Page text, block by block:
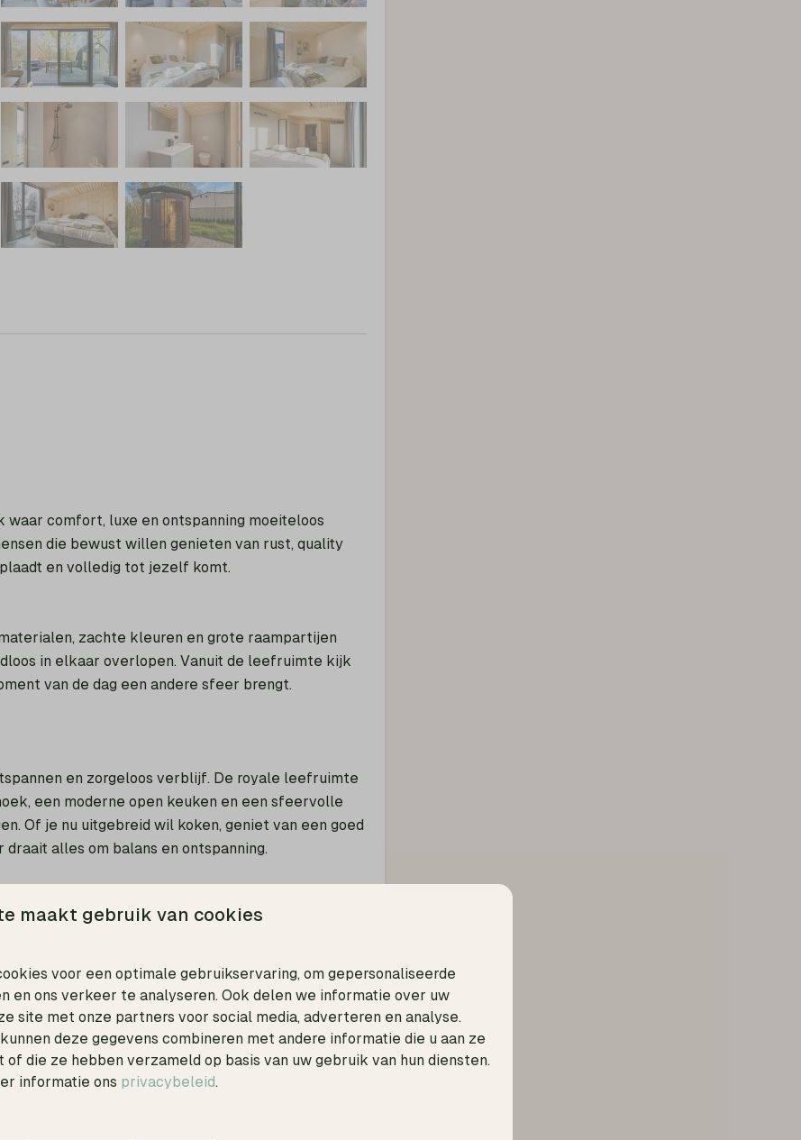
waar comfort, luxe en ontspanning moeiteloos
die bewust willen genieten van rust, quality
en volledig tot jezelf komt.
zachte kleuren en grote raampartijen
in elkaar overlopen. Vanuit de leefruimte kijk
van de dag een andere sfeer brengt.
en zorgeloos verblijf. De royale leefruimte
een moderne open keuken en een sfeervolle
Of je nu uitgebreid wil koken, geniet van een goed
alles om balans en ontspanning.
waar natuurlijke tinten en hoogwaardige
De moderne badkamers per slaapkamer
en ruimte om volledig tot rust te komen.
de dag met een kop koffie op het terras terwijl de
van lange avonden in de buitenlucht. Voor wie
de mogelijkheid tot een eigen wellnesservaring
maakt gebruik van cookies
voor een optimale gebruikservaring, om gepersonaliseerde
en ons verkeer te analyseren. Ook delen we informatie over uw
site met onze partners voor social media, adverteren en analyse.
deze gegevens combineren met andere informatie die u aan ze
die ze hebben verzameld op basis van uw gebruik van hun diensten.
informatie ons privacybeleid.